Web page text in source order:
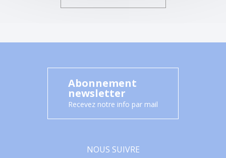
Abonnement
newsletter
Recevez notre info par mail
NOUS SUIVRE